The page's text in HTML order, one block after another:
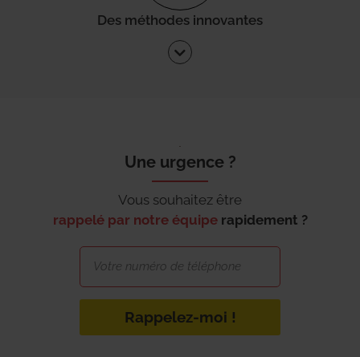
Des méthodes innovantes
Une urgence ?
Vous souhaitez être
rappelé par notre équipe rapidement ?
Rappelez-moi !